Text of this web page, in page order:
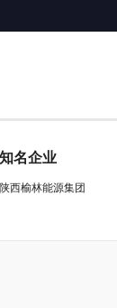
知名企业
陕西榆林能源集团